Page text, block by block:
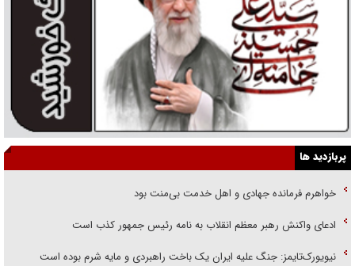
پربازدید ها
خواهرم فرمانده جهادی و اهل خدمت بی‌منت بود
ادعای واکنش رهبر معظم انقلاب به نامه رئیس جمهور کذب است
نیویورک‌تایمز: جنگ علیه ایران یک باخت راهبردی و مایه شرم بوده است